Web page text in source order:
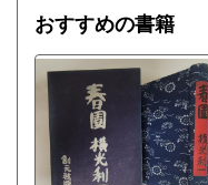
おすすめの書籍